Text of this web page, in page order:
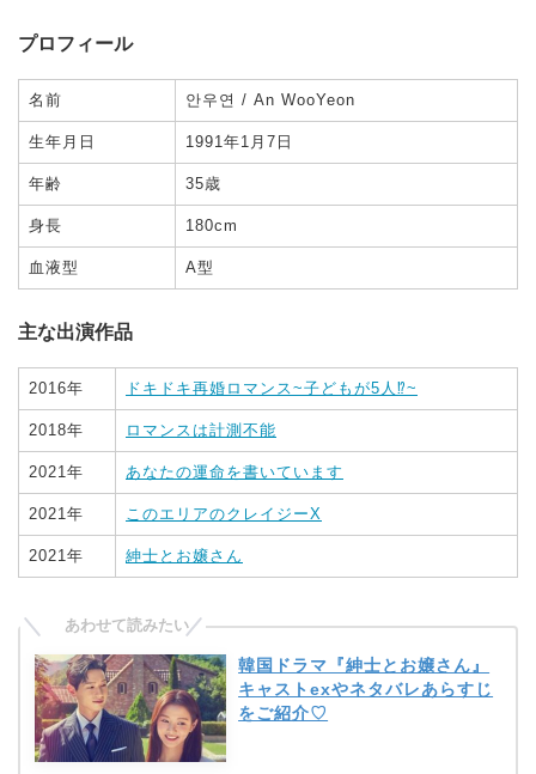
プロフィール
名前 안우연 / An WooYeon
生年月日 1991年1月7日
年齢 35歳
身長 180cm
血液型 A型
主な出演作品
2016年 ドキドキ再婚ロマンス~子どもが5人⁉~
2018年 ロマンスは計測不能
2021年 あなたの運命を書いています
2021年 このエリアのクレイジーX
2021年 紳士とお嬢さん
韓国ドラマ『紳士とお嬢さん』
キャストexやネタバレあらすじ
をご紹介♡